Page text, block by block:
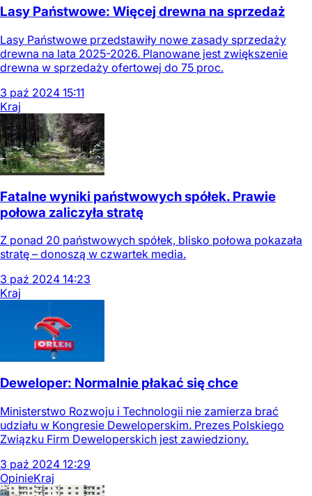
Lasy Państwowe: Więcej drewna na sprzedaż
Lasy Państwowe przedstawiły nowe zasady sprzedaży
drewna na lata 2025-2026. Planowane jest zwiększenie
drewna w sprzedaży ofertowej do 75 proc.
3 paź 2024 15:11
Kraj
Fatalne wyniki państwowych spółek. Prawie
połowa zaliczyła stratę
Z ponad 20 państwowych spółek, blisko połowa pokazała
stratę – donoszą w czwartek media.
3 paź 2024 14:23
Kraj
Deweloper: Normalnie płakać się chce
Ministerstwo Rozwoju i Technologii nie zamierza brać
udziału w Kongresie Deweloperskim. Prezes Polskiego
Związku Firm Deweloperskich jest zawiedziony.
3 paź 2024 12:29
OpinieKraj